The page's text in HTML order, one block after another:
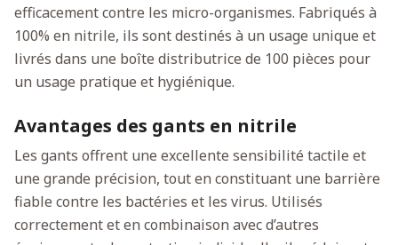
efficacement contre les micro-organismes. Fabriqués à
100% en nitrile, ils sont destinés à un usage unique et
livrés dans une boîte distributrice de 100 pièces pour
un usage pratique et hygiénique.
Avantages des gants en nitrile
Les gants offrent une excellente sensibilité tactile et
une grande précision, tout en constituant une barrière
fiable contre les bactéries et les virus. Utilisés
correctement et en combinaison avec d’autres